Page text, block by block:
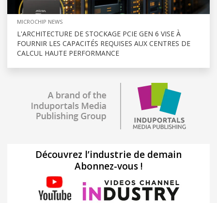
MICROCHIP NEWS
L'ARCHITECTURE DE STOCKAGE PCIE GEN 6 VISE À
FOURNIR LES CAPACITÉS REQUISES AUX CENTRES DE
CALCUL HAUTE PERFORMANCE
Découvrez l’industrie de demain
Abonnez-vous !